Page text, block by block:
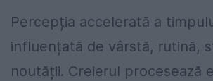
Percepția accelerată a
influențată de vârstă, rutină,
noutății. Creierul procesează